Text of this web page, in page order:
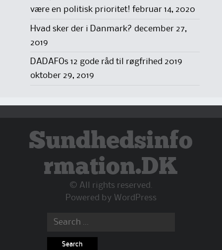
være en politisk prioritet! februar 14, 2020
Hvad sker der i Danmark? december 27,
2019
DADAFOs 12 gode råd til røgfrihed 2019
oktober 29, 2019
Sundhedsinfo
rmation.DK
© All rights reserved.
Powered by WordPress
Search